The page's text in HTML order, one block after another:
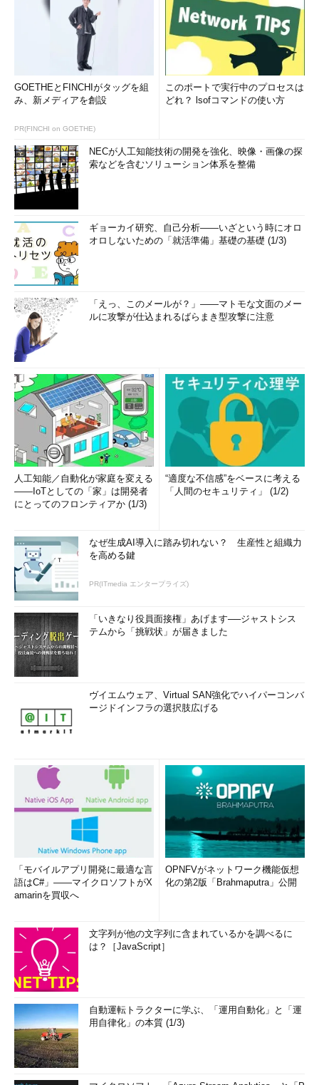
GOETHEとFINCHIがタッグを組
み、新メディアを創設
PR(FINCHI on GOETHE)
このポートで実行中のプロセスは
どれ？ lsofコマンドの使い方
NECが人工知能技術の開発を強化、映像・画像の探
索などを含むソリューション体系を整備
ギョーカイ研究、自己分析――いざという時にオロ
オロしないための「就活準備」基礎の基礎 (1/3)
「えっ、このメールが？」――マトモな文面のメー
ルに攻撃が仕込まれるばらまき型攻撃に注意
人工知能／自動化が家庭を変える
――IoTとしての「家」は開発者
にとってのフロンティアか (1/3)
“適度な不信感”をベースに考える
「人間のセキュリティ」 (1/2)
なぜ生成AI導入に踏み切れない？ 生産性と組織力
を高める鍵
PR(ITmedia エンタープライズ)
「いきなり役員面接権」あげます──ジャストシス
テムから「挑戦状」が届きました
ヴイエムウェア、Virtual SAN強化でハイパーコンバ
ージドインフラの選択肢広げる
「モバイルアプリ開発に最適な言
語はC#」――マイクロソフトがX
amarinを買収へ
OPNFVがネットワーク機能仮想
化の第2版「Brahmaputra」公開
文字列が他の文字列に含まれているかを調べるに
は？［JavaScript］
自動運転トラクターに学ぶ、「運用自動化」と「運
用自律化」の本質 (1/3)